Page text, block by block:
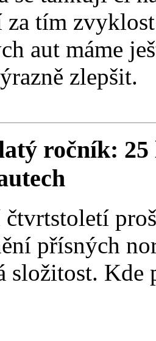
za tím
aut máme
zlepšit.
ročník:
čtvrtstoletí
přísných
složitost. Kde